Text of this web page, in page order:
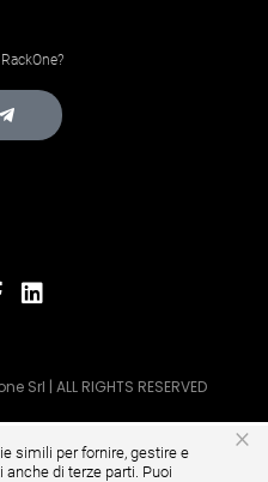
Srl | ALL RIGHTS RESERVED
×
simili per fornire, gestire e
di terze parti. Puoi